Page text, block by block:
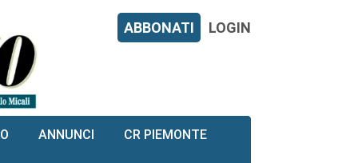
ABBONATI LOGIN
ANNUNCI CR PIEMONTE